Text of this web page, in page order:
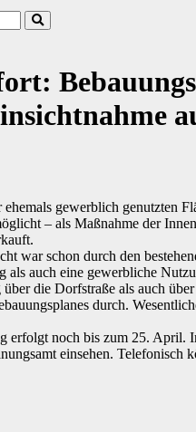
ehemals gewerblich genutzten
– als Maßnahme der
war schon durch den
als auch eine gewerbliche
die Dorfstraße als auch
durch.
erfolgt noch bis zum 25. April.
einsehen.